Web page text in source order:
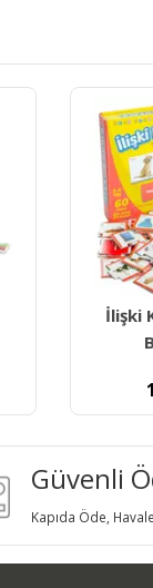
Güvenli
Kapıda Öde,